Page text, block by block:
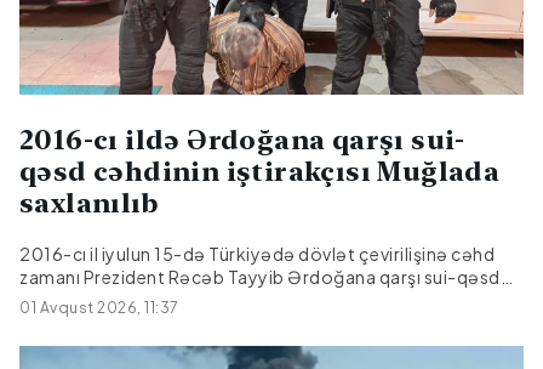
2016-cı ildə Ərdoğana qarşı sui-
qəsd cəhdinin iştirakçısı Muğlada
saxlanılıb
2016-cı il iyulun 15-də Türkiyədə dövlət çevirilişinə cəhd
zamanı Prezident Rəcəb Tayyib Ərdoğana qarşı sui-qəsd
cəhdinin iştirakçısı Muğla vilayətinin Marmaris rayonunda
saxlanılıb.Citypost.az xəbər verir ki, bu barədə ölkənin
Daxili İşlər Nazirliyi məlumat yayıb.Qeyd olunub ki,
01 Avqust 2026, 11:37